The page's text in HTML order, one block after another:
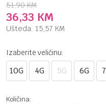
51,90 KM
36,33 KM
Ušteda: 15,57 KM
Izaberite veličinu:
10G 4G 5G 6G
Količina: